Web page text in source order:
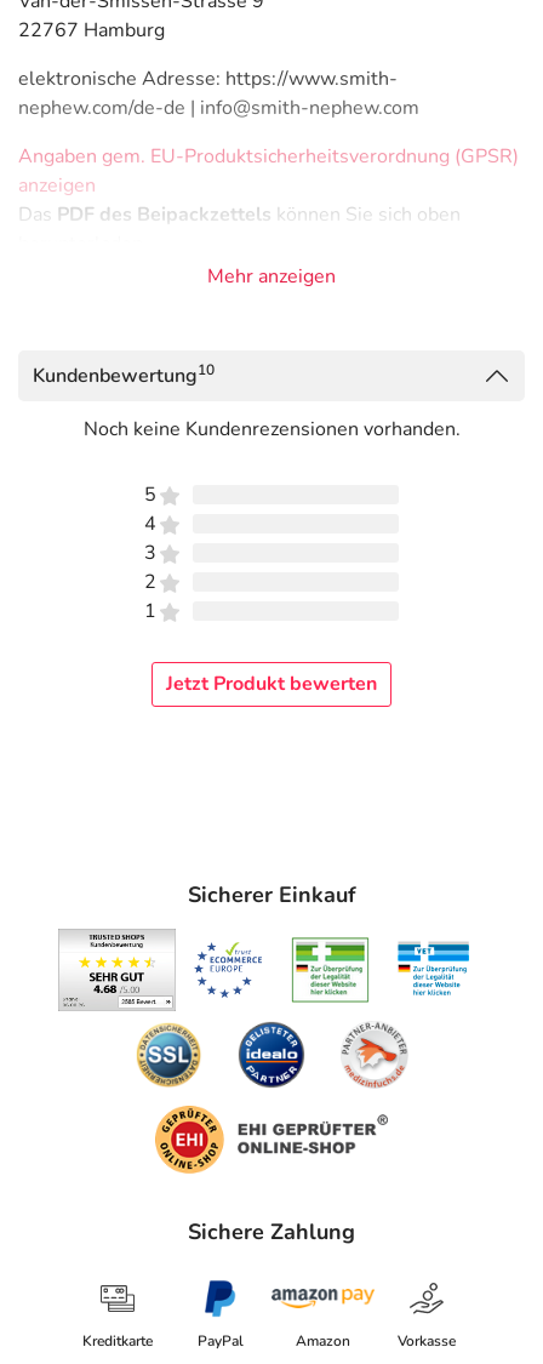
22767 Hamburg
elektronische Adresse: https://www.smith-
nephew.com/de-de | info@smith-nephew.com
Angaben gem. EU-Produktsicherheitsverordnung (GPSR)
anzeigen
Das PDF des Beipackzettels können Sie sich oben
Mehr anzeigen
Kundenbewertung10
Noch keine Kundenrezensionen vorhanden.
5
4
3
2
1
Jetzt Produkt bewerten
Sicherer Einkauf
Sichere Zahlung
Kreditkarte PayPal Amazon Vorkasse